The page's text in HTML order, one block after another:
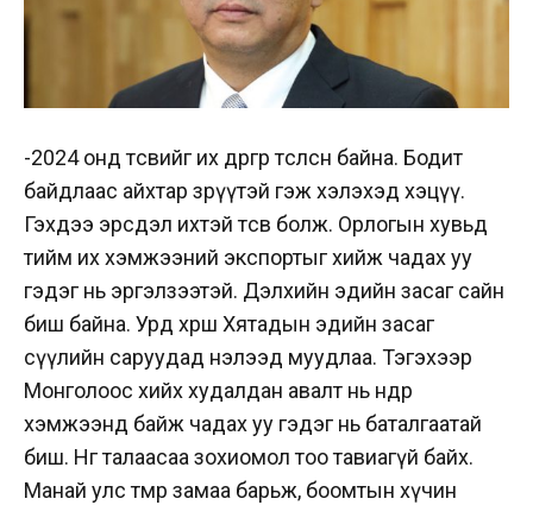
-2024 онд төсвийг их өөдрөгөөр төсөөлсөн байна. Бодит
байдлаас айхтар зөрүүтэй гэж хэлэхэд хэцүү.
Гэхдээ эрсдэл ихтэй төсөв болж. Орлогын хувьд
тийм их хэмжээний экспортыг хийж чадах уу
гэдэг нь эргэлзээтэй. Дэлхийн эдийн засаг сайн
биш байна. Урд хөрш Хятадын эдийн засаг
сүүлийн саруудад нэлээд муудлаа. Тэгэхээр
Монголоос хийх худалдан авалт нь өндөр
хэмжээнд байж чадах уу гэдэг нь баталгаатай
биш. Нөгөө талаасаа зохиомол тоо тавиагүй байх.
Манай улс төмөр замаа барьж, боомтын хүчин